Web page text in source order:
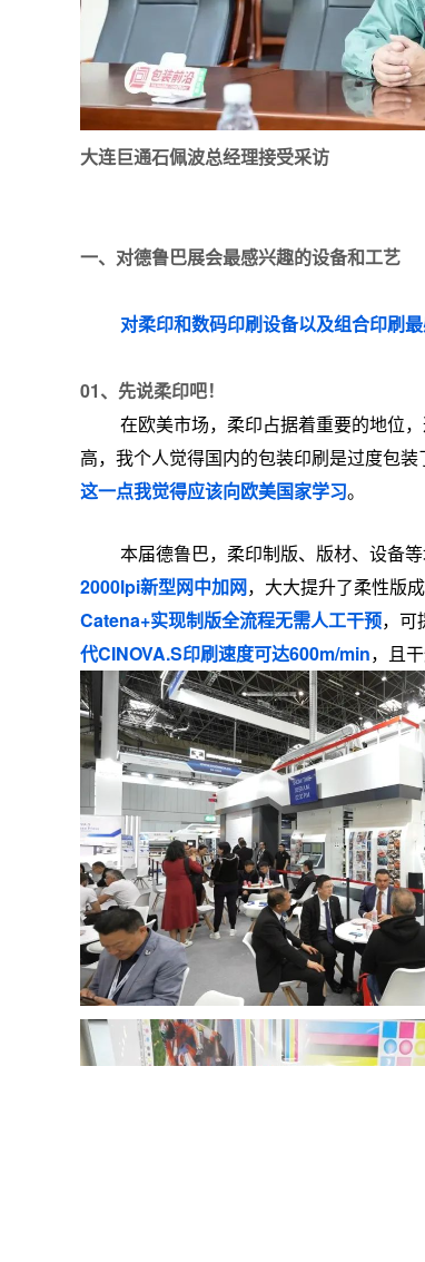
大连巨通石佩波总经理接受采访
一、对德鲁巴展会最感兴趣的设备和工艺
对柔印和数码印刷设备以及组合印刷
01、 先说柔印吧！
在欧美市场，柔印占据着重要的地位
高，我个人觉得国内的包装印刷是过度包装
这一点我觉得应该向欧美国家学习。
本届德鲁巴，柔印制版、版材、设备等
2000lpi新型网中加网，大大提升了柔性版
Catena+实现制版全流程无需人工干预，可
代CINOVA.S印刷速度可达600m/min，且